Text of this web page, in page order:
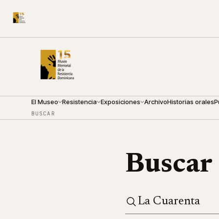
CALLE ARZOBISPO NOUEL 210●MIÉRCOLES · 09:00 —
El Museo Resistencia Exposiciones ArchivoHistorias orales
BUSCAR
Buscar